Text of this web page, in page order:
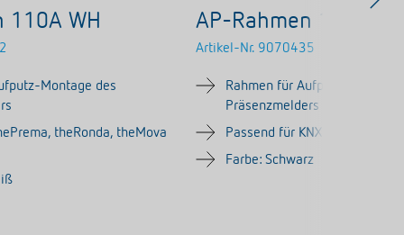
110A WH
Montage des
theRonda, theMova
AP-Rahmen 110B BK
Artikel-Nr. 9070435
Rahmen für Aufputz-Montage
Präsenzmelders
Passend für KNX-Versionen
Farbe: Schwarz